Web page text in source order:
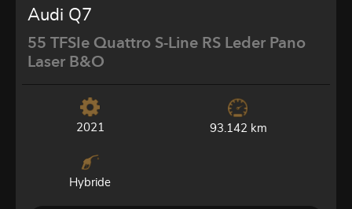
Audi Q7
55 TFSIe Quattro S-Line RS Leder Pano
Laser B&O
2021 93.142 km
Hybride